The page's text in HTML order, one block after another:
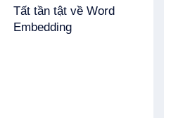
Tất tần tật về Word
Embedding